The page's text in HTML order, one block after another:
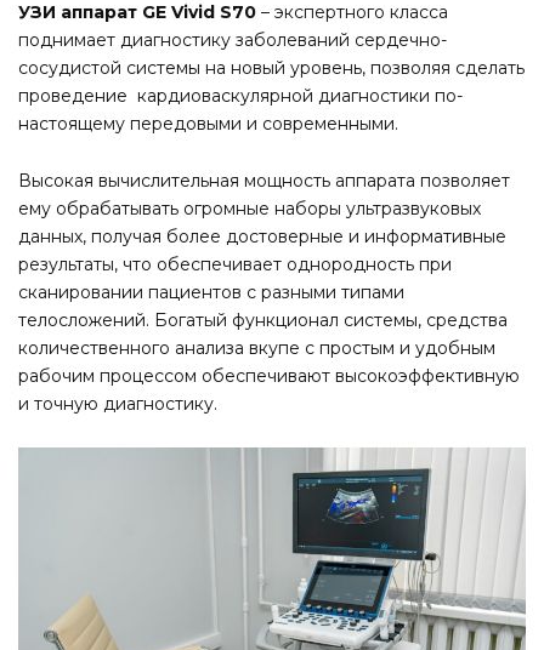
УЗИ аппарат GE Vivid S70 – экспертного класса
поднимает диагностику заболеваний сердечно-
сосудистой системы на новый уровень, позволяя сделать
проведение кардиоваскулярной диагностики по-
настоящему передовыми и современными.
Высокая вычислительная мощность аппарата позволяет
ему обрабатывать огромные наборы ультразвуковых
данных, получая более достоверные и информативные
результаты, что обеспечивает однородность при
сканировании пациентов с разными типами
телосложений. Богатый функционал системы, средства
количественного анализа вкупе с простым и удобным
рабочим процессом обеспечивают высокоэффективную
и точную диагностику.